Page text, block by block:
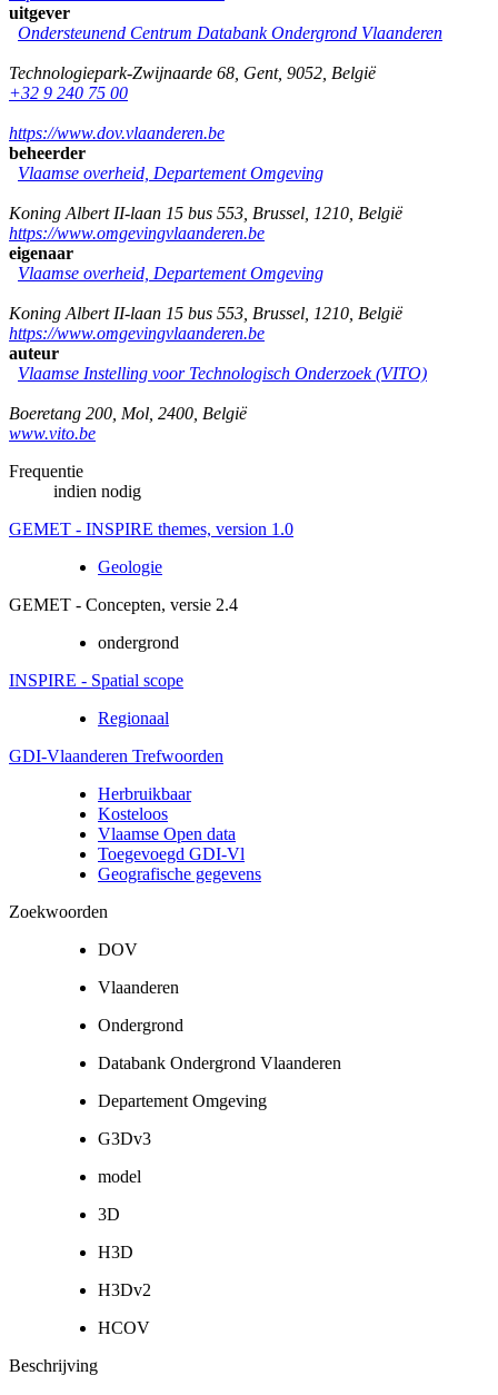
uitgever
Ondersteunend Centrum Databank Ondergrond Vlaanderen
Technologiepark-Zwijnaarde 68 Gent, 9052 België
+32 9 240 75 00
https://www.dov.vlaanderen.be
beheerder
Vlaamse overheid, Departement Omgeving
Koning Albert II-laan 15 bus 553 Brussel 1210 België
https://www.omgevingvlaanderen.be
eigenaar
Vlaamse overheid, Departement Omgeving
Koning Albert II-laan 15 bus 553 Brussel 1210 België
https://www.omgevingvlaanderen.be
auteur
Vlaamse Instelling voor Technologisch Onderzoek (VITO)
Boeretang 200 Mol 2400 België
www.vito.be
Frequentie
indien nodig
GEMET - INSPIRE themes, version 1.0
Geologie
GEMET - Concepten, versie 2.4
ondergrond
INSPIRE - Spatial scope
Regionaal
GDI-Vlaanderen Trefwoorden
Herbruikbaar
Kosteloos
Vlaamse Open data
Toegevoegd GDI-Vl
Geografische gegevens
Zoekwoorden
DOV
Vlaanderen
Ondergrond
Databank Ondergrond Vlaanderen
Departement Omgeving
G3Dv3
model
3D
H3D
H3Dv2
HCOV
Beschrijving